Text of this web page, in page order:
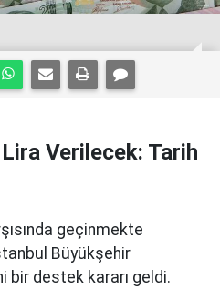
Verilecek: Tarih
geçinmekte
Büyükşehir
bir destek kararı geldi.